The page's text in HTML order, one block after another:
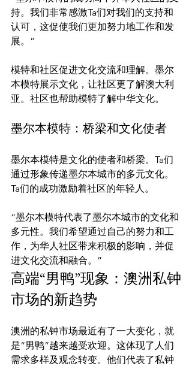
持。我们非常感激Ta们对我们的支持和
认可，这促使我们更加努力地工作和发
展。”
模特和社区促进文化交流和理解。墨尔
本模特展示文化，让社区更了解澳大利
墨尔本模特：桥梁和文化使者
墨尔本模特是文化的使者和桥梁。Ta们
通过形象传递墨尔本城市的多元文化。
“墨尔本模特代表了墨尔本城市的文化和
多元性。我们希望通过自己的努力和工
作，为华人社区带来积极的影响，并促
进文化交流和融合。”
高端“男鸭”现象：澳洲私钟
市场的新趋势
澳洲的私钟市场最近有了一大变化，就
是“男鸭”越来越受欢迎。这体现了人们
需求多样及观念转变。他们代表了私钟